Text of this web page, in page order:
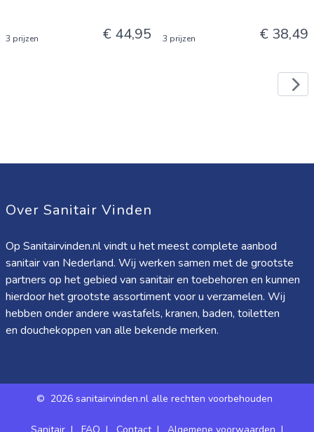
3 prijzen € 44,95 3 prijzen € 38,49
Over Sanitair Vinden
Op Sanitairvinden.nl vindt u het meest complete aanbod
sanitair van Nederland. Wij werken samen met de grootste
partners op het gebied van sanitair en toebehoren en kunnen
hierdoor het grootste assortiment voor u verzamelen. Wij
hebben onder andere wastafels, kranen, baden, toiletten
en douchekoppen van alle bekende merken.
© 2026 sanitairvinden.nl alle rechten voorbehouden